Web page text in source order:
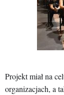
Projekt miał na
organizacjach, a